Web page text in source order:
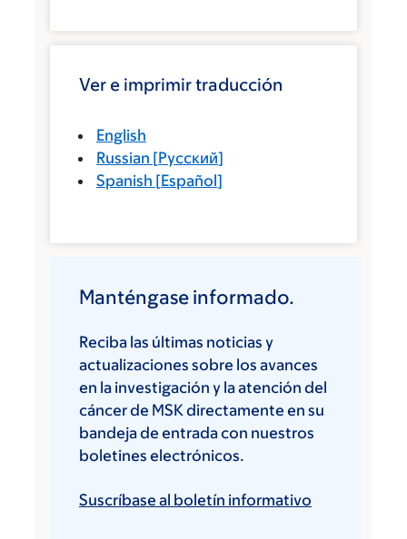
Ver e imprimir traducción
English
Russian [Русский]
Spanish [Español]
Manténgase informado.
Reciba las últimas noticias y
actualizaciones sobre los avances
en la investigación y la atención del
cáncer de MSK directamente en su
bandeja de entrada con nuestros
boletines electrónicos.
Suscríbase al boletín informativo